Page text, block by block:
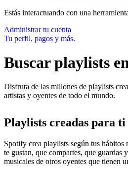
Estás interactuando con una
Administrar tu cuenta
Tu perfil, pagos y más.
Buscar playlists
Disfruta de las millones de playlists
artistas y oyentes de todo el mundo.
Playlists creadas para ti
Spotify crea playlists según tus hábitos
te gustan, que compartes, que guardas
musicales de otros oyentes que tienen